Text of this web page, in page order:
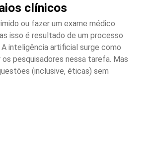
clínicos
ou fazer um exame médico
isso é resultado de um processo
inteligência artificial surge como
os pesquisadores nessa tarefa. Mas
(inclusive, éticas) sem